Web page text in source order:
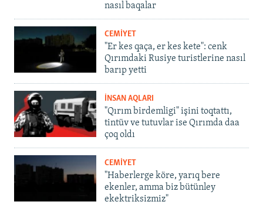
nasıl baqalar
CEMİYET
"Er kes qaça, er kes kete": cenk
Qırımdaki Rusiye turistlerine nasıl
barıp yetti
İNSAN AQLARI
"Qırım birdemligi" işini toqtattı,
tintüv ve tutuvlar ise Qırımda daa
çoq oldı
CEMİYET
"Haberlerge köre, yarıq bere
ekenler, amma biz bütünley
ekektriksizmiz"